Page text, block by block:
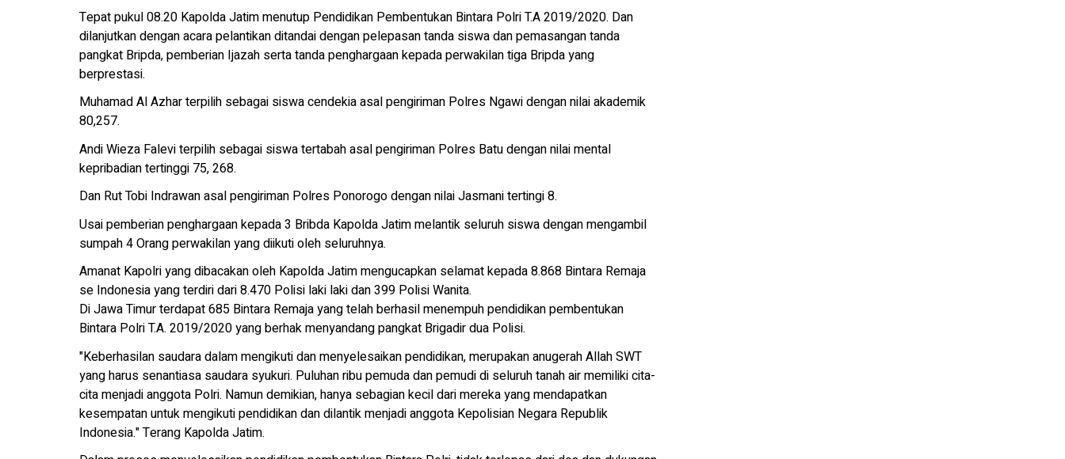
Tepat pukul 08.20 Kapolda Jatim menutup Pendidikan Pembentukan Bintara Polri T.A 2019/2020. Dan
dilanjutkan dengan acara pelantikan ditandai dengan pelepasan tanda siswa dan pemasangan tanda
pangkat Bripda, pemberian Ijazah serta tanda penghargaan kepada perwakilan tiga Bripda yang
berprestasi.
Muhamad Al Azhar terpilih sebagai siswa cendekia asal pengiriman Polres Ngawi dengan nilai akademik
80,257.
Andi Wieza Falevi terpilih sebagai siswa tertabah asal pengiriman Polres Batu dengan nilai mental
kepribadian tertinggi 75, 268.
Dan Rut Tobi Indrawan asal pengiriman Polres Ponorogo dengan nilai Jasmani tertingi 8.
Usai pemberian penghargaan kepada 3 Bribda Kapolda Jatim melantik seluruh siswa dengan mengambil
sumpah 4 Orang perwakilan yang diikuti oleh seluruhnya.
Amanat Kapolri yang dibacakan oleh Kapolda Jatim mengucapkan selamat kepada 8.868 Bintara Remaja
se Indonesia yang terdiri dari 8.470 Polisi laki laki dan 399 Polisi Wanita.
Di Jawa Timur terdapat 685 Bintara Remaja yang telah berhasil menempuh pendidikan pembentukan
Bintara Polri T.A. 2019/2020 yang berhak menyandang pangkat Brigadir dua Polisi.
"Keberhasilan saudara dalam mengikuti dan menyelesaikan pendidikan, merupakan anugerah Allah SWT
yang harus senantiasa saudara syukuri. Puluhan ribu pemuda dan pemudi di seluruh tanah air memiliki cita-
cita menjadi anggota Polri. Namun demikian, hanya sebagian kecil dari mereka yang mendapatkan
kesempatan untuk mengikuti pendidikan dan dilantik menjadi anggota Kepolisian Negara Republik
Indonesia." Terang Kapolda Jatim.